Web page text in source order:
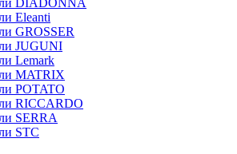
DIADONNA
Eleanti
GROSSER
JUGUNI
Lemark
MATRIX
POTATO
RICCARDO
SERRA
STC